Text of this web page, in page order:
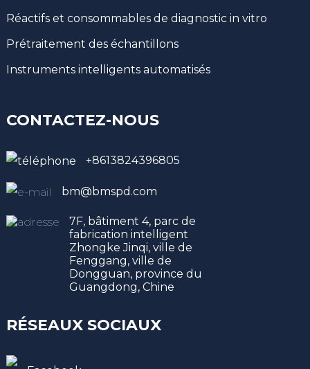
Réactifs et consommables de diagnostic in vitro
Prétraitement des échantillons
Instruments intelligents automatisés
CONTACTEZ-NOUS
+8613824396805
bm@bmspd.com
7F, bâtiment 4, parc de
fabrication intelligent
Zhongke Jinqi, ville de
Fenggang, ville de
Dongguan, province du
Guangdong, Chine
RÉSEAUX SOCIAUX